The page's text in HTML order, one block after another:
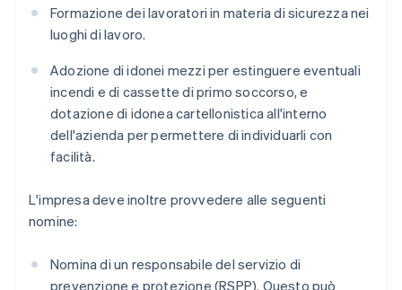
Formazione dei lavoratori in materia di sicurezza nei
luoghi di lavoro.
Adozione di idonei mezzi per estinguere eventuali
incendi e di cassette di primo soccorso, e
dotazione di idonea cartellonistica all'interno
dell'azienda per permettere di individuarli con
facilità.
L'impresa deve inoltre provvedere alle seguenti
nomine:
Nomina di un responsabile del servizio di
prevenzione e protezione (RSPP). Questo può